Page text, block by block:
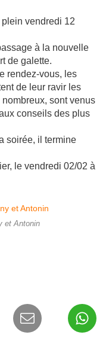
vendredi 12
à la nouvelle
de galette.
rendez-vous, les
de leur ravir les
sont venus
conseils des plus
soirée, il termine
le vendredi 02/02 à
et Antonin